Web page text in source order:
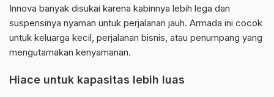
Innova banyak disukai karena kabinnya lebih lega dan
suspensinya nyaman untuk perjalanan jauh. Armada ini cocok
untuk keluarga kecil, perjalanan bisnis, atau penumpang yang
mengutamakan kenyamanan.
Hiace untuk kapasitas lebih luas